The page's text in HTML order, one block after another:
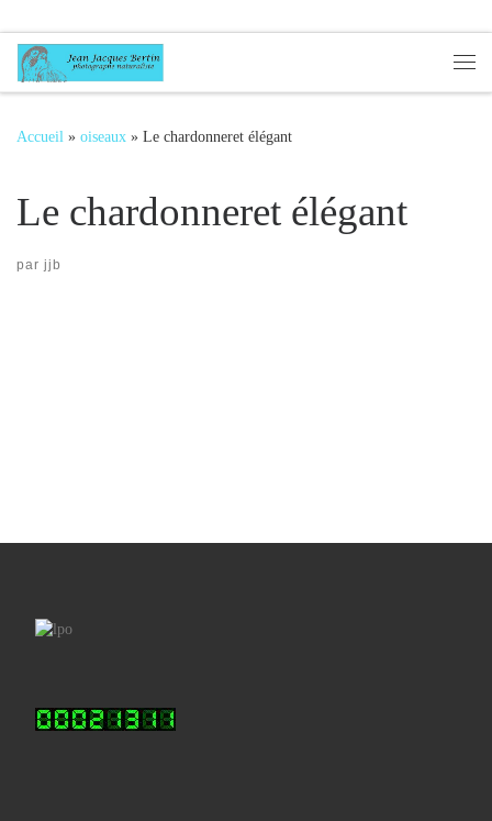
Passer au contenu
Accueil » oiseaux » Le chardonneret élégant
Le chardonneret élégant
par jjb